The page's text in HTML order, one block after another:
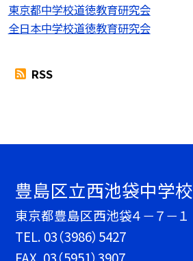
東京都中学校道徳教育研究会
全日本中学校道徳教育研究会
RSS
豊島区立西池袋中学校
東京都豊島区西池袋４－７－１
TEL. 03（3986）5427